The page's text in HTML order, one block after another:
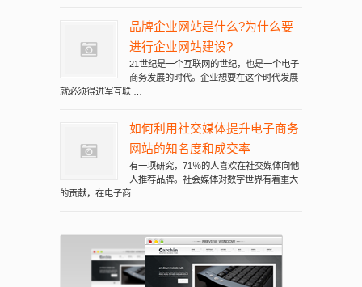
品牌企业网站是什么?为什么要
进行企业网站建设?
21世纪是一个互联网的世纪，也是一个电子
商务发展的时代。企业想要在这个时代发展
就必须得进军互联 …
如何利用社交媒体提升电子商务
网站的知名度和成交率
有一项研究，71％的人喜欢在社交媒体向他
人推荐品牌。社会媒体对数字世界有着重大
的贡献，在电子商 …